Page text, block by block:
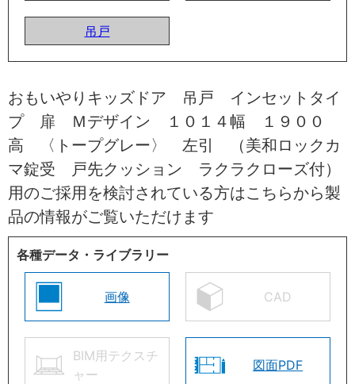
吊戸
おもいやりキッズドア 吊戸 インセットタイ
プ 扉 Ｍデザイン １０１４幅 １９００
高 〈トープグレー〉 左引 （美和ロックカ
マ錠受 戸先クッション ラクラクローズ付）
用のご採用を検討されている方はこちらから製
品の情報がご覧いただけます
各種データ・ライブラリー
画像 CAD
BIM用テクスチ
ャー
図面PDF